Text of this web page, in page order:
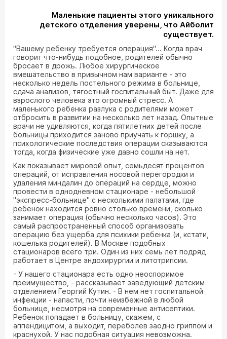
Маленькие пациенты этого уникального
детского отделения уверены, что Айболит
существует.
"Вашему ребенку требуется операция"... Когда врач
говорит что-нибудь подобное, родителей обычно
бросает в дрожь. Любое хирургическое
вмешательство в привычном нам варианте - это
несколько недель постельного режима в больнице,
сдача анализов, тягостный госпитальный быт. Даже для
взрослого человека это огромный стресс. А
маленького ребенка разлука с родителями может
отбросить в развитии на несколько лет назад. Опытные
врачи не удивляются, когда пятилетних детей после
больницы приходится заново приучать к горшку, а
психологические последствия операции сказываются
тогда, когда физические уже давно сошли на нет.
Как показывает мировой опыт, семьдесят процентов
операций, от исправления носовой перегородки и
удаления миндалин до операций на сердце, можно
провести в однодневном стационаре - небольшой
"экспресс-больнице" с несколькими палатами, где
ребенок находится ровно столько времени, сколько
занимает операция (обычно несколько часов). Это
самый распространенный способ организовать
операцию без ущерба для психики ребенка (и, кстати,
кошелька родителей). В Москве подобных
стационаров всего три. Один из них семь лет подряд
работает в Центре эндохирургии и литотрипсии.
- У нашего стационара есть одно неоспоримое
преимущество, - рассказывает заведующий детским
отделением Георгий Кутин. - В нем нет госпитальной
инфекции - напасти, почти неизбежной в любой
больнице, несмотря на современные антисептики.
Ребенок попадает в больницу, скажем, с
аппендицитом, а выходит, переболев заодно гриппом и
краснухой. У нас подобная ситуация невозможна.